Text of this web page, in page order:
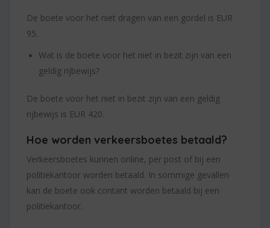
De boete voor het niet dragen van een gordel is EUR
95.
Wat is de boete voor het niet in bezit zijn van een
geldig rijbewijs?
De boete voor het niet in bezit zijn van een geldig
rijbewijs is EUR 420.
Hoe worden verkeersboetes betaald?
Verkeersboetes kunnen online, per post of bij een
politiekantoor worden betaald. In sommige gevallen
kan de boete ook contant worden betaald bij een
politiekantoor.